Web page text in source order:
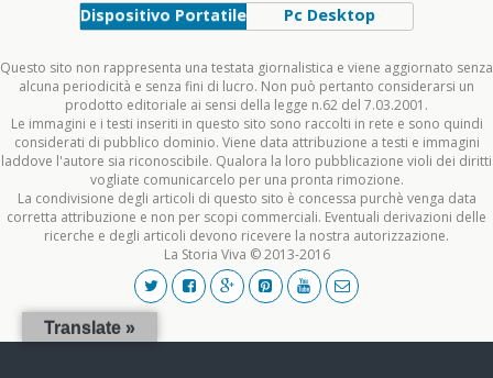
Dispositivo Portatile Pc Desktop
Questo sito non rappresenta una testata giornalistica e viene aggiornato senza
alcuna periodicità e senza fini di lucro. Non può pertanto considerarsi un
prodotto editoriale ai sensi della legge n.62 del 7.03.2001.
Le immagini e i testi inseriti in questo sito sono raccolti in rete e sono quindi
considerati di pubblico dominio. Viene data attribuzione a testi e immagini
laddove l'autore sia riconoscibile. Qualora la loro pubblicazione violi dei diritti
vogliate comunicarcelo per una pronta rimozione.
La condivisione degli articoli di questo sito è concessa purchè venga data
corretta attribuzione e non per scopi commerciali. Eventuali derivazioni delle
ricerche e degli articoli devono ricevere la nostra autorizzazione.
La Storia Viva © 2013-2016
Translate »